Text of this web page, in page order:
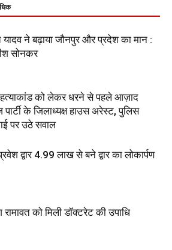
यादव ने बढ़ाया जौनपुर और प्रदेश का मान :
सोनकर
हत्याकांड को लेकर धरने से पहले आज़ाद
पार्टी के जिलाध्यक्ष हाउस अरेस्ट, पुलिस
पर उठे सवाल
द्वार 4.99 लाख से बने द्वार का लोकार्पण
रामावत को मिली डॉक्टरेट की उपाधि